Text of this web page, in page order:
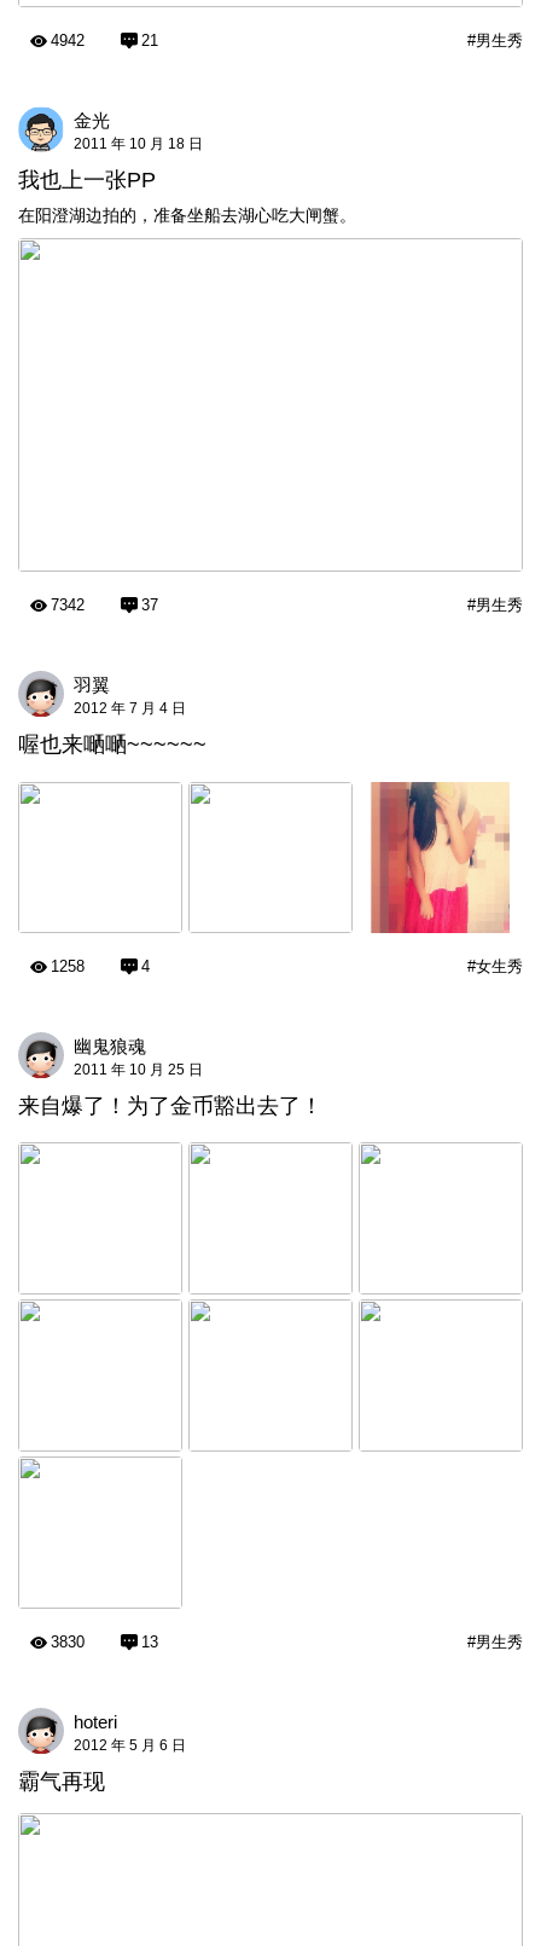
#男生秀
4942 21
金光
2011 年 10 月 18 日
我也上一张PP
在阳澄湖边拍的，准备坐船去湖心吃大闸蟹。
#男生秀
7342 37
羽翼
2012 年 7 月 4 日
喔也来嗮嗮~~~~~~
#女生秀
1258 4
幽鬼狼魂
2011 年 10 月 25 日
来自爆了！为了金币豁出去了！
#男生秀
3830 13
hoteri
2012 年 5 月 6 日
霸气再现